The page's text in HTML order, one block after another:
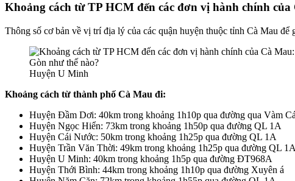
Khoảng cách từ TP HCM đến các đơn vị hành chính của
Thông số cơ bản về vị trí địa lý của các quận huyện thuộc tỉnh Cà Mau để
Huyện U Minh
Khoảng cách từ thành phố Cà Mau đi:
Huyện Đầm Dơi: 40km trong khoảng 1h10p qua đường qua Vàm
Huyện Ngọc Hiển: 73km trong khoảng 1h50p qua đường QL 1A
Huyện Cái Nước: 50km trong khoảng 1h25p qua đường QL 1A
Huyện Trần Văn Thời: 49km trong khoảng 1h25p qua đường QL 1A
Huyện U Minh: 40km trong khoảng 1h5p qua đường ĐT968A
Huyện Thới Bình: 44km trong khoảng 1h10p qua đường Xuyên á